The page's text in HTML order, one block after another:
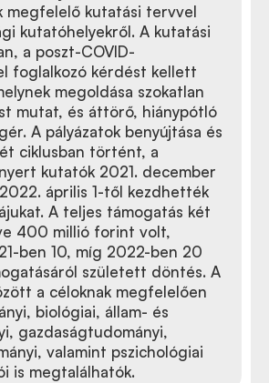
megfelelő kutatási tervvel
kutatóhelyekről. A kutatási
a poszt-COVID-
foglalkozó kérdést kellett
megoldása szokatlan
mutat, és áttörő, hiánypótló
A pályázatok benyújtása és
ciklusban történt, a
kutatók 2021. december
április 1-től kezdhették
A teljes támogatás két
400 millió forint volt,
ben 10, míg 2022-ben 20
született döntés. A
a céloknak megfelelően
biológiai, állam- és
gazdaságtudományi,
valamint pszichológiai
is megtalálhatók.